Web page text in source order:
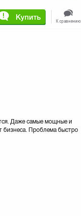
Купить
К сравнению
Даже самые мощные и
бизнеса. Проблема быстро